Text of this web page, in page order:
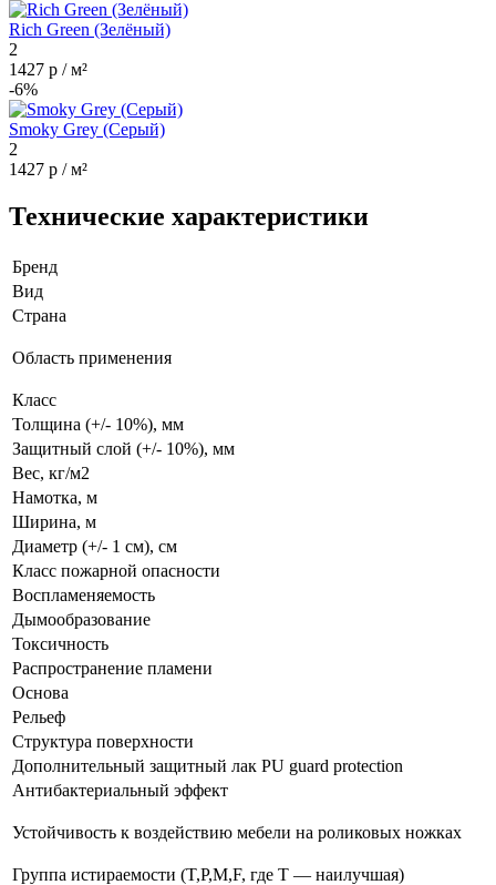
Rich Green (Зелёный)
2
1427 р / м²
-6%
Smoky Grey (Серый)
2
1427 р / м²
Технические характеристики
Бренд
Вид
Страна
Область применения
Класс
Толщина (+/- 10%), мм
Защитный слой (+/- 10%), мм
Вес, кг/м2
Намотка, м
Ширина, м
Диаметр (+/- 1 см), см
Класс пожарной опасности
Воспламеняемость
Дымообразование
Токсичность
Распространение пламени
Основа
Рельеф
Структура поверхности
Дополнительный защитный лак PU guard protection
Антибактериальный эффект
Устойчивость к воздействию мебели на роликовых ножках
Группа истираемости (T,P,M,F, где T — наилучшая)